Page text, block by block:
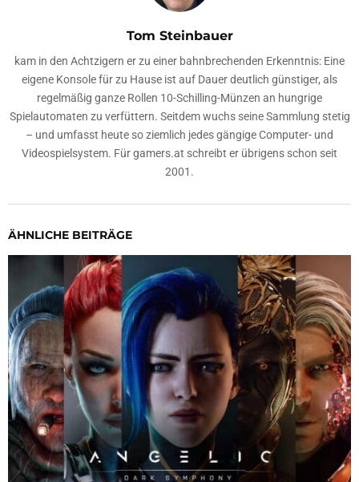
Tom Steinbauer
kam in den Achtzigern er zu einer bahnbrechenden Erkenntnis: Eine
eigene Konsole für zu Hause ist auf Dauer deutlich günstiger, als
regelmäßig ganze Rollen 10-Schilling-Münzen an hungrige
Spielautomaten zu verfüttern. Seitdem wuchs seine Sammlung stetig
– und umfasst heute so ziemlich jedes gängige Computer- und
Videospielsystem. Für gamers.at schreibt er übrigens schon seit
2001.
ÄHNLICHE BEITRÄGE